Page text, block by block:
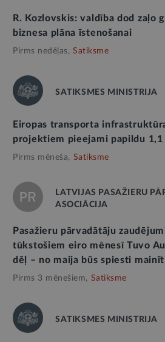
R. Kozlovskis: valdība dod zaļo
biznesa plāna īstenošanai
Pirms nedēļas, Satiksme
SATIKSMES MINISTRIJA
Eiropas transporta
projektiem pieejami papildu
Pirms mēneša, Satiksme
LATVIJAS PASAŽIERU
ASOCIĀCIJA
Pasažieru pārvadātāju
tūkstošiem eiro mēnesī Tuvo
dēļ – no maija būs spiesti
Pirms 3 mēnešiem, Satiksme
SATIKSMES MINISTRIJA